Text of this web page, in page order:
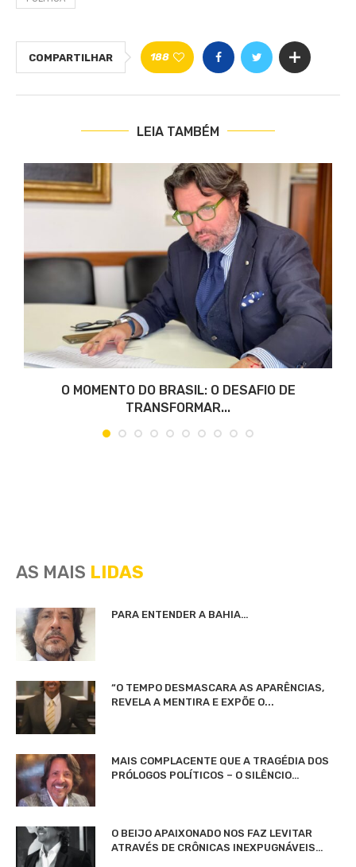
COMPARTILHAR 188
LEIA TAMBÉM
O MOMENTO DO BRASIL: O DESAFIO DE
TRANSFORMAR...
AS MAIS LIDAS
PARA ENTENDER A BAHIA…
“O TEMPO DESMASCARA AS APARÊNCIAS,
REVELA A MENTIRA E EXPÕE O...
MAIS COMPLACENTE QUE A TRAGÉDIA DOS
PRÓLOGOS POLÍTICOS – O SILÊNCIO…
O BEIJO APAIXONADO NOS FAZ LEVITAR
ATRAVÉS DE CRÔNICAS INEXPUGNÁVEIS…